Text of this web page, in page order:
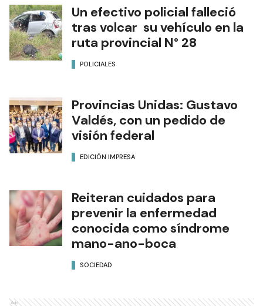
Un efectivo policial falleció
tras volcar su vehículo en la
ruta provincial N° 28
POLICIALES
Provincias Unidas: Gustavo
Valdés, con un pedido de
visión federal
EDICIÓN IMPRESA
Reiteran cuidados para
prevenir la enfermedad
conocida como síndrome
mano-ano-boca
SOCIEDAD
Ads